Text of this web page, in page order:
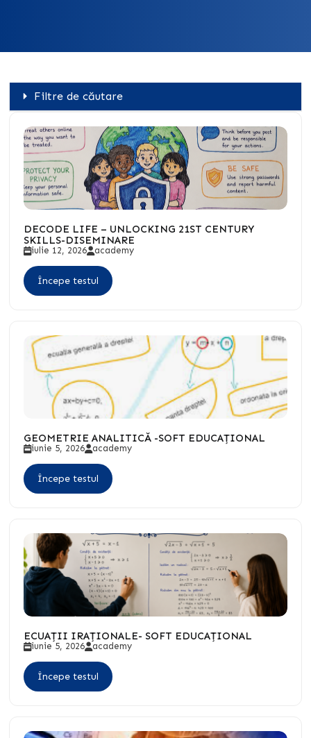
Filtre de căutare
DECODE LIFE – UNLOCKING 21ST CENTURY
SKILLS-DISEMINARE
iulie 12, 2026 academy
Începe testul
GEOMETRIE ANALITICĂ -SOFT EDUCAȚIONAL
iunie 5, 2026 academy
Începe testul
ECUAȚII IRAȚIONALE- SOFT EDUCAȚIONAL
iunie 5, 2026 academy
Începe testul